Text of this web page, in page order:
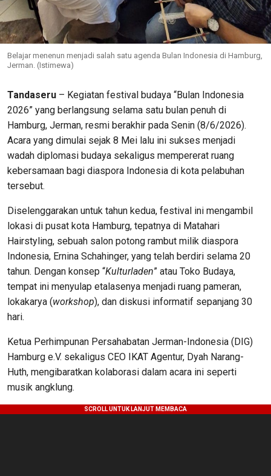
Belajar menenun menjadi salah satu agenda Bulan Indonesia di Hamburg,
Jerman. (Istimewa)
Tandaseru – Kegiatan festival budaya “Bulan Indonesia
2026” yang berlangsung selama satu bulan penuh di
Hamburg, Jerman, resmi berakhir pada Senin (8/6/2026).
Acara yang dimulai sejak 8 Mei lalu ini sukses menjadi
wadah diplomasi budaya sekaligus mempererat ruang
kebersamaan bagi diaspora Indonesia di kota pelabuhan
tersebut.
Diselenggarakan untuk tahun kedua, festival ini mengambil
lokasi di pusat kota Hamburg, tepatnya di Matahari
Hairstyling, sebuah salon potong rambut milik diaspora
Indonesia, Ernina Schahinger, yang telah berdiri selama 20
tahun. Dengan konsep “Kulturladen” atau Toko Budaya,
tempat ini menyulap etalasenya menjadi ruang pameran,
lokakarya (workshop), dan diskusi informatif sepanjang 30
hari.
Ketua Perhimpunan Persahabatan Jerman-Indonesia (DIG)
Hamburg e.V. sekaligus CEO IKAT Agentur, Dyah Narang-
Huth, mengibaratkan kolaborasi dalam acara ini seperti
musik angklung.